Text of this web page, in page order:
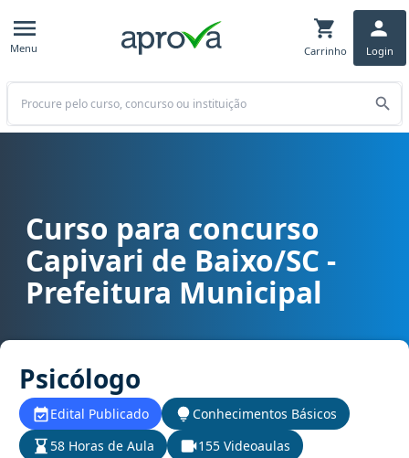
Menu Carrinho Login
Buscar
Curso para concurso Capivari de Baixo/SC - Prefeitura Municipal
Curso para concurso
Capivari de Baixo/SC -
Prefeitura Municipal
Psicólogo
Edital Publicado
Conhecimentos Básicos
58 Horas de Aula
155 Videoaulas